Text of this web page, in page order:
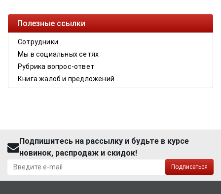
Полезные ссылки
Сотрудники
Мы в социальных сетях
Рубрика вопрос-ответ
Книга жалоб и предложений
Подпишитесь на рассылку и будьте в курсе
новинок, распродаж и скидок!
Подписаться